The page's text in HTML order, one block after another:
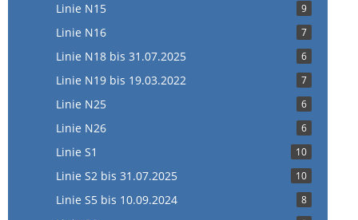
Linie N15 9
Linie N16 7
Linie N18 bis 31.07.2025 6
Linie N19 bis 19.03.2022 7
Linie N25 6
Linie N26 6
Linie S1 10
Linie S2 bis 31.07.2025 10
Linie S5 bis 10.09.2024 8